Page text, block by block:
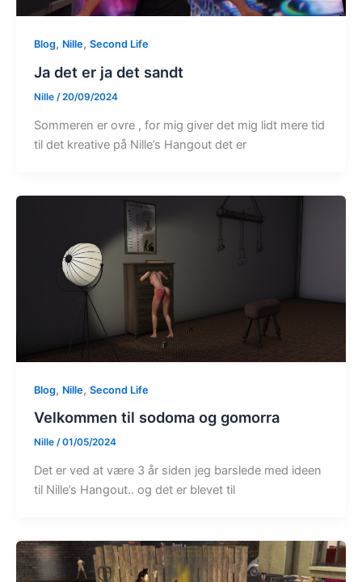
Blog, Nille, Second Life
Ja det er ja det sandt
Nille /20/09/2024
Sommeren er ovre , for mig giver det mig lidt mere tid
til det kreative på Nille’s Hangout det er
Blog, Nille, Second Life
Velkommen til sodoma og gomorra
Nille /01/05/2024
Det er ved at være 3 år siden jeg barslede med ideen
til Nille’s Hangout.. og det er blevet til